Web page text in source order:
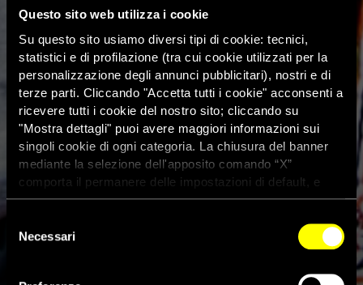
Questo sito web utilizza i cookie
Su questo sito usiamo diversi tipi di cookie: tecnici,
statistici e di profilazione (tra cui cookie utilizzati per la
personalizzazione degli annunci pubblicitari), nostri e di
terze parti. Cliccando "Accetta tutti i cookie" acconsenti a
ricevere tutti i cookie del nostro sito; cliccando su
"Mostra dettagli" puoi avere maggiori informazioni sui
singoli cookie di ogni categoria. La chiusura del banner
mediante la selezione dell'apposito comando “X”
comporta il permanere delle impostazioni di default, e
dunque la continuazione della navigazione con i cookie
dei cookie attivi sul sito clicca
delNecessari